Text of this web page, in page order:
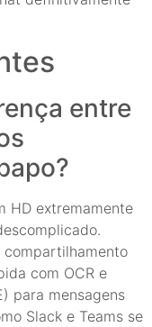
entre
HD extremamente
compartilhamento
com OCR e
para mensagens
Slack e Teams se